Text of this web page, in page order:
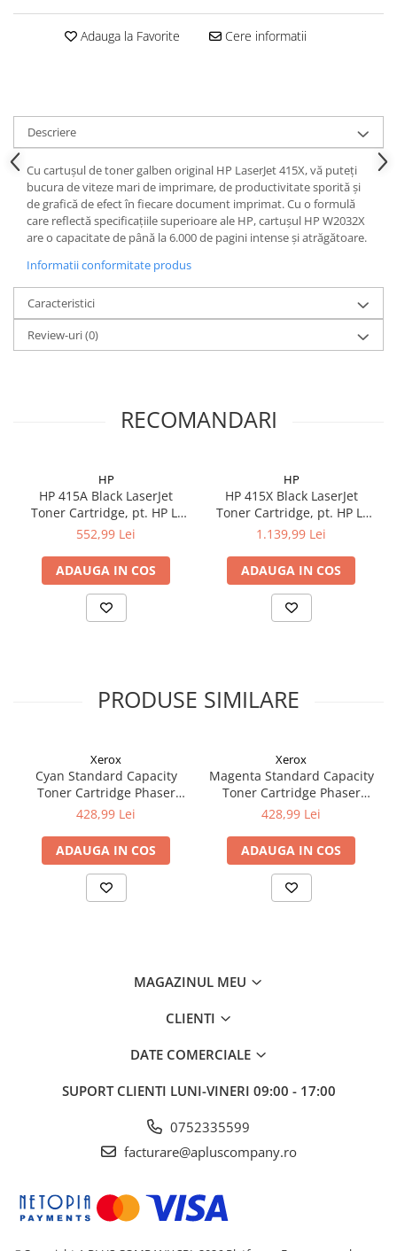
Adauga la Favorite Cere informatii
Descriere
Cu cartușul de toner galben original HP LaserJet 415X, vă puteți
bucura de viteze mari de imprimare, de productivitate sporită și
de grafică de efect în fiecare document imprimat. Cu o formulă
care reflectă specificațiile superioare ale HP, cartușul HP W2032X
are o capacitate de până la 6.000 de pagini intense și atrăgătoare.
Informatii conformitate produs
Caracteristici
Review-uri(0)
RECOMANDARI
HP
HP 415A Black LaserJet
Toner Cartridge, pt. HP LJ
M454, M479; cap. 2.4k pag
552,99 Lei
ADAUGA IN COS
HP
HP 415X Black LaserJet
Toner Cartridge, pt. HP LJ
M454, M479; cap. 7.5k pag
1.139,99 Lei
ADAUGA IN COS
PRODUSE SIMILARE
Xerox
Cyan Standard Capacity
Toner Cartridge Phaser
6510/WorkCentre 6515
428,99 Lei
ADAUGA IN COS
Xerox
Magenta Standard Capacity
Toner Cartridge Phaser
6510/WorkCentre 6515
428,99 Lei
ADAUGA IN COS
MAGAZINUL MEU
CLIENTI
DATE COMERCIALE
SUPORT CLIENTI LUNI-VINERI 09:00 - 17:00
0752335599
facturare@apluscompany.ro